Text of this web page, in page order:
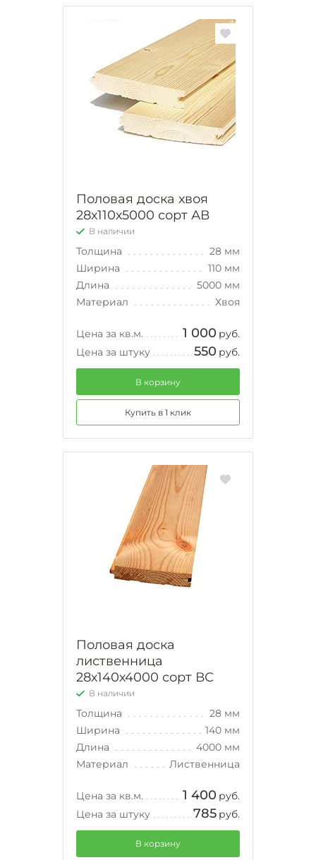
Половая доска хвоя
28х110х5000 сорт АВ
В наличии
Толщина
28 мм
Ширина
110 мм
Длина
5000 мм
Материал
Хвоя
Цена за кв.м. 1 000 руб.
Цена за штуку
550 руб.
В корзину
Купить в 1 клик
Половая доска
лиственница
28х140х4000 сорт ВС
В наличии
Толщина
28 мм
Ширина
140 мм
Длина
4000 мм
Материал
Лиственница
Цена за кв.м. 1 400 руб.
Цена за штуку
785 руб.
В корзину